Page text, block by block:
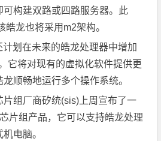
可构建双路或四路服务器。此
龙也将采用m2架构。
划在未来的皓龙处理器中增加
它将对现有的虚拟化软件提供更
顺畅地运行多个操作系统。
组厂商矽统(sis)上周宣布了一
片组产品，它可以支持皓龙处理
电脑。